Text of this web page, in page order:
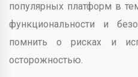
популярных платформ в
функциональности и
помнить о рисках и
осторожностью.